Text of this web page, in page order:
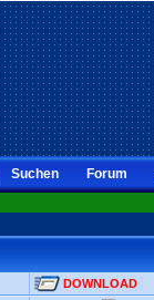
Suchen Forum
DOWNLOAD